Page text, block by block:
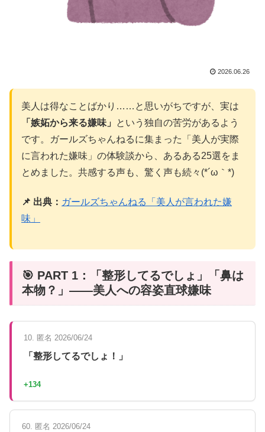
2026.06.26
美人は得なことばかり……と思いがちですが、実は
「嫉妬から来る嫌味」
という独自の苦労があるよう
です。ガールズちゃんねるに集まった「美人が実際
に言われた嫌味」の体験談から、あるある25選をま
とめました。共感する声も、驚く声も続々(*´ω｀*)
📌 出典： ガールズちゃんねる「美人が言われた嫌
味」
🎯 PART 1：「整形してるでしょ」「鼻は
本物？」——美人への容姿直球嫌味
10. 匿名 2026/06/24
「整形してるでしょ！」
+134
60. 匿名 2026/06/24